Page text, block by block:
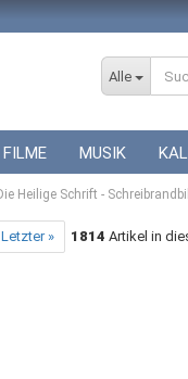
Alle
FILME MUSIK
GESCHENKE
Heilige Schrift -
Letzter » 1814 Artikel in